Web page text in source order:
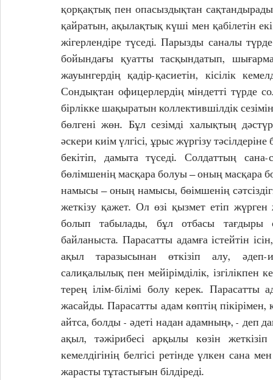
қорқақтық пен опасыздықтан
қайратын, ақылақтық күші мен қабілетін
жігерлендіре түседі. Парызды саналы
бойындағы қуатты тасқындатып,
жауынгердің қадір-қасиетін, кісілік
Сондықтан офицерлердің міндетті түрде
бірлікке шақыратын коллектившілдік
бөлгені жөн. Бұл сезімді халықтың
әскери киім үлгісі, ұрыс жүргізу
бекітіп, дамыта түседі. Солдаттың сана-
бөлімшенің масқара болуы – оның масқара
намысы – оның намысы, бөімшенің
жеткізу қажет. Ол өзі қызмет етіп
болып табылады, бұл отбасы
байланыста. Парасатты адамға істейтін
ақыл таразысынан өткізіп алу, әдеп-
салиқалылық пен мейірімділік, ізгілікпен
терең ілім-білімі болу керек.
жасайды. Парасатты адам көптің
айтса, болды - әдеті надан адамның», - деп
ақыл, тәжірибесі арқылы көзін
кемелдігінің белгісі ретінде үлкен сана
жарасты тұтастығын білдіреді.